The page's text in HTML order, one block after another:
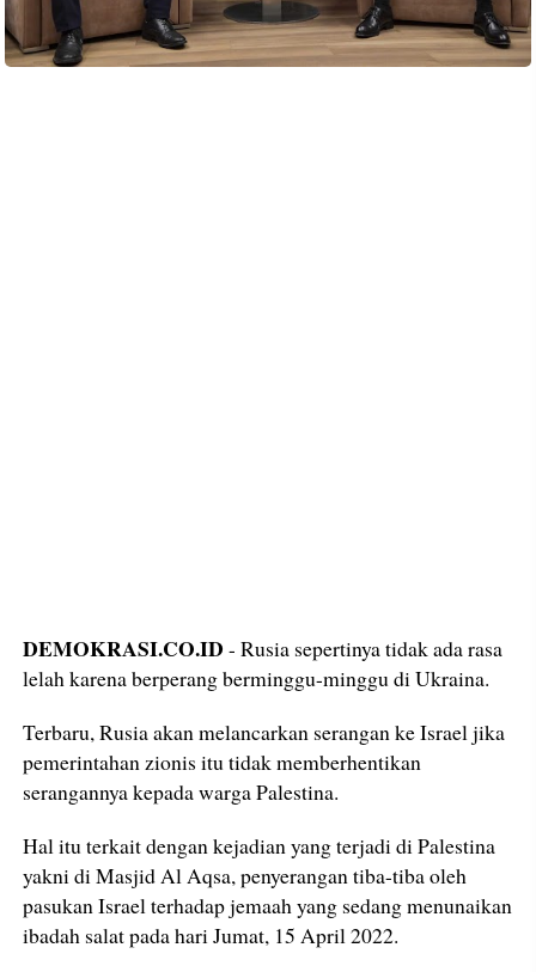
DEMOKRASI.CO.ID - Rusia sepertinya tidak ada rasa
lelah karena berperang berminggu-minggu di Ukraina.
Terbaru, Rusia akan melancarkan serangan ke Israel jika
pemerintahan zionis itu tidak memberhentikan
serangannya kepada warga Palestina.
Hal itu terkait dengan kejadian yang terjadi di Palestina
yakni di Masjid Al Aqsa, penyerangan tiba-tiba oleh
pasukan Israel terhadap jemaah yang sedang menunaikan
ibadah salat pada hari Jumat, 15 April 2022.